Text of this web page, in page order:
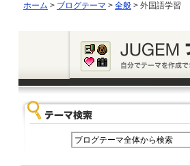
ホーム > ブログテーマ > 全般 > 外国語学習